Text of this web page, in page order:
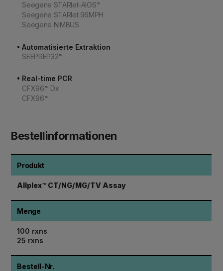
Seegene STARlet-AIOS™
Seegene STARlet 96MPH
Seegene NIMBUS
• Automatisierte Extraktion
SEEPREP32™
• Real-time PCR
CFX96™ Dx
CFX96™
Bestellinformationen
Produkt
Allplex™ CT/NG/MG/TV Assay
Menge
100 rxns
25 rxns
Bestell-Nr.